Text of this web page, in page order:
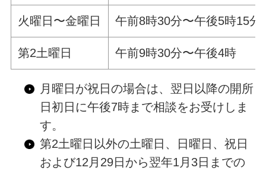
火曜日〜金曜日 午前8時30分〜午後5時15分
第2土曜日 午前9時30分〜午後4時
月曜日が祝日の場合は、翌日以降の開所
日初日に午後7時まで相談をお受けしま
す。
第2土曜日以外の土曜日、日曜日、祝日
および12月29日から翌年1月3日までの